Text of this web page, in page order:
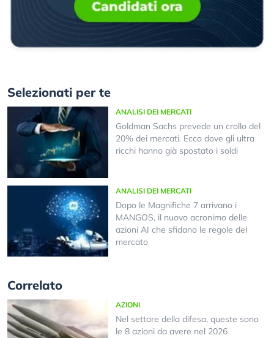
Selezionati per te
ANALISI DEI MERCATI
Goldman Sachs prevede un crollo del
20% dei mercati. Ecco dove gli ultra
ricchi hanno già spostato i soldi
ANALISI DEI MERCATI
Dopo le Magnifiche 7 arrivano i
MANGOS, il nuovo acronimo delle
azioni AI che sfidano le regole del
mercato
Correlato
AZIONI
Nel settore della difesa, queste sono
le 8 azioni da avere nel 2026